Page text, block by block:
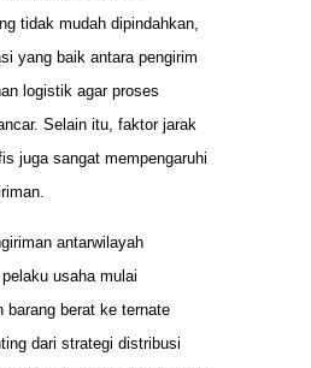
tidak mudah dipindahkan,
yang baik antara pengirim
logistik agar proses
Selain itu, faktor jarak
juga sangat mempengaruhi
antarwilayah
usaha mulai
barang berat ke ternate
dari strategi distribusi